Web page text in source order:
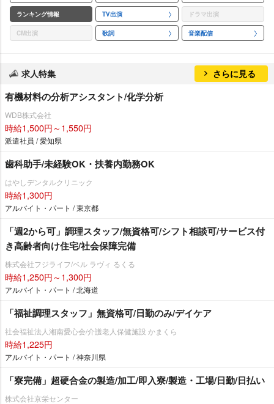
ランキング情報 TV出演 ドラマ出演
CM出演 歌詞 音楽配信
求人特集 さらに見る
有機材料の分析アシスタント/化学分析
WDB株式会社
時給1,500円～1,550円
派遣社員 / 愛知県
歯科助手/未経験OK・扶養内勤務OK
はやしデンタルクリニック
時給1,300円
アルバイト・パート / 東京都
「週2から可」調理スタッフ/無資格可/シフト相談可/サービス付
き高齢者向け住宅/社会保障完備
株式会社フジライフ/ベル ラヴィ るくる
時給1,250円～1,300円
アルバイト・パート / 北海道
「福祉調理スタッフ」無資格可/日勤のみ/デイケア
社会福祉法人湘南愛心会/介護老人保健施設 かまくら
時給1,225円
アルバイト・パート / 神奈川県
「寮完備」超硬合金の製造/加工/即入寮/製造・工場/日勤/日払い
株式会社京栄センター